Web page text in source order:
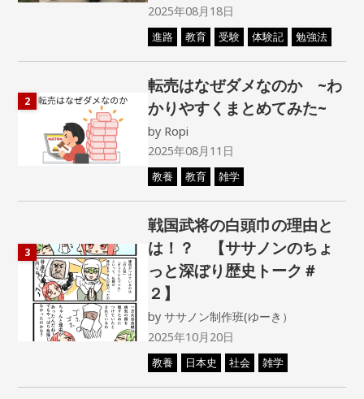
2025年08月18日
進路 教育 受験 体験記 勉強法
2
転売はなぜダメなのか ~わ
かりやすくまとめてみた~
by Ropi
2025年08月11日
教養 教育 雑学
3
戦国武将の白頭巾の理由と
は！？ 【ササノンのちょ
っと深ぼり歴史トーク＃
２】
byササノン制作班(ゆーき）
2025年10月20日
教養 日本史 社会 雑学